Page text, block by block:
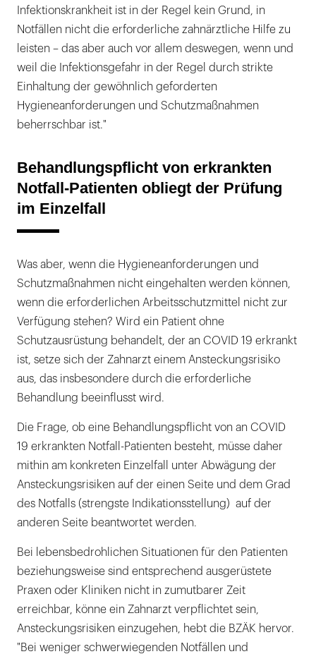
Infektionskrankheit ist in der Regel kein Grund, in
Notfällen nicht die erforderliche zahnärztliche Hilfe zu
leisten – das aber auch vor allem deswegen, wenn und
weil die Infektionsgefahr in der Regel durch strikte
Einhaltung der gewöhnlich geforderten
Hygieneanforderungen und Schutzmaßnahmen
beherrschbar ist."
Behandlungspflicht von erkrankten
Notfall-Patienten obliegt der Prüfung
im Einzelfall
Was aber, wenn die Hygieneanforderungen und
Schutzmaßnahmen nicht eingehalten werden können,
wenn die erforderlichen Arbeitsschutzmittel nicht zur
Verfügung stehen? Wird ein Patient ohne
Schutzausrüstung behandelt, der an COVID 19 erkrankt
ist, setze sich der Zahnarzt einem Ansteckungsrisiko
aus, das insbesondere durch die erforderliche
Behandlung beeinflusst wird.
Die Frage, ob eine Behandlungspflicht von an COVID
19 erkrankten Notfall-Patienten besteht, müsse daher
mithin am konkreten Einzelfall unter Abwägung der
Ansteckungsrisiken auf der einen Seite und dem Grad
des Notfalls (strengste Indikationsstellung) auf der
anderen Seite beantwortet werden.
Bei lebensbedrohlichen Situationen für den Patienten
beziehungsweise sind entsprechend ausgerüstete
Praxen oder Kliniken nicht in zumutbarer Zeit
erreichbar, könne ein Zahnarzt verpflichtet sein,
Ansteckungsrisiken einzugehen, hebt die BZÄK hervor.
"Bei weniger schwerwiegenden Notfällen und